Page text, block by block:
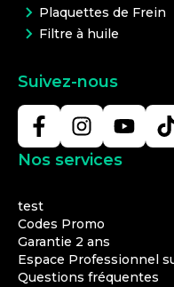
Plaquettes de Frein
Filtre à huile
Suivez-nous
Nos services
test
Codes Promo
Garantie 2 ans
Espace Professionnel
Questions fréquentes